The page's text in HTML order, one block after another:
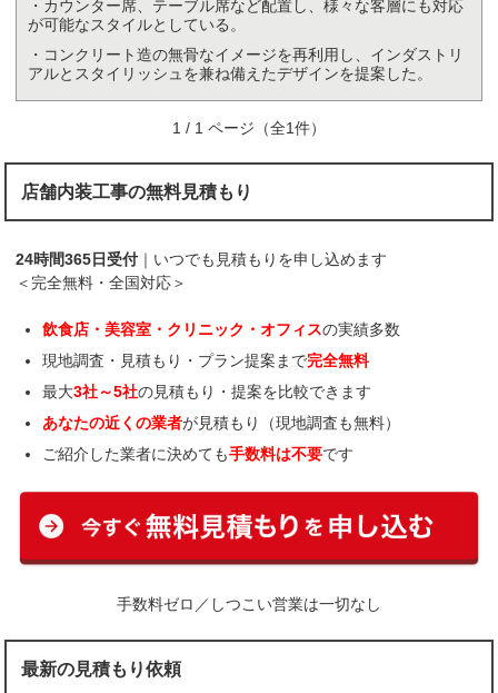
・カウンター席、テーブル席など配置し、様々な客層にも対応
が可能なスタイルとしている。
・コンクリート造の無骨なイメージを再利用し、インダストリ
アルとスタイリッシュを兼ね備えたデザインを提案した。
1 / 1 ページ（全1件）
店舗内装工事の無料見積もり
24時間365日受付 ｜いつでも見積もりを申し込めます
＜完全無料・全国対応＞
飲食店・美容室・クリニック・オフィスの実績多数
現地調査・見積もり・プラン提案まで完全無料
最大3社～5社の見積もり・提案を比較できます
あなたの近くの業者が見積もり（現地調査も無料）
ご紹介した業者に決めても手数料は不要です
手数料ゼロ／しつこい営業は一切なし
最新の見積もり依頼